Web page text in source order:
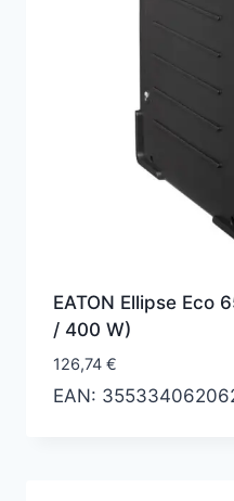
EATON Ellipse Eco
/ 400 W)
126,74 €
EAN: